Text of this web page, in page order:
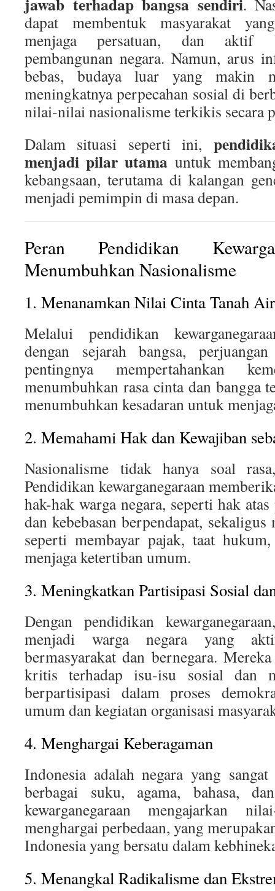
.
dapat membentuk masyarakat
menjaga persatuan, dan aktif
pembangunan negara. Namun, arus
bebas, budaya luar yang makin
meningkatnya perpecahan sosial di
nilai-nilai nasionalisme terkikis secara
Dalam situasi seperti ini,
menjadi pilar utama untuk
kebangsaan, terutama di kalangan
menjadi pemimpin di masa depan.
Peran Pendidikan
Menumbuhkan Nasionalisme
1. Menanamkan Nilai Cinta Tanah Air
Melalui pendidikan
dengan sejarah bangsa,
pentingnya mempertahankan
menumbuhkan rasa cinta dan bangga
menumbuhkan kesadaran untuk
2. Memahami Hak dan Kewajiban
Nasionalisme tidak hanya soal
Pendidikan kewarganegaraan
hak-hak warga negara, seperti hak
dan kebebasan berpendapat, sekaligus
seperti membayar pajak, taat
menjaga ketertiban umum.
3. Meningkatkan Partisipasi Sosial
Dengan pendidikan
menjadi warga negara yang
bermasyarakat dan bernegara.
kritis terhadap isu-isu sosial dan
berpartisipasi dalam proses
umum dan kegiatan organisasi
4. Menghargai Keberagaman
Indonesia adalah negara yang
berbagai suku, agama, bahasa,
kewarganegaraan mengajarkan
menghargai perbedaan, yang
Indonesia yang bersatu dalam
5. Menangkal Radikalisme dan